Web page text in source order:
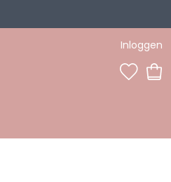
Inloggen